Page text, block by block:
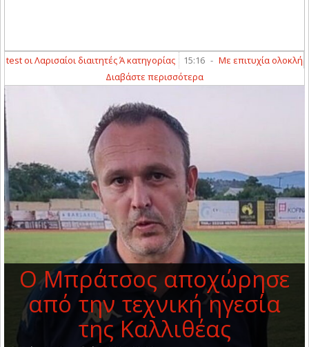
οι Λαρισαίοι διαιτητές Ά κατηγορίας 15:16 - Με επιτυχία
Διαβάστε περισσότερα
Ο Μπράτσος αποχώρησε
από την τεχνική ηγεσία
της Καλλιθέας